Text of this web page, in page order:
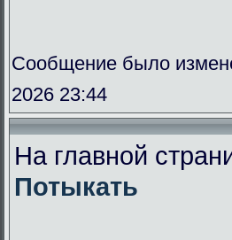
Сообщение было
2026 23:44
На главной
Потыкать